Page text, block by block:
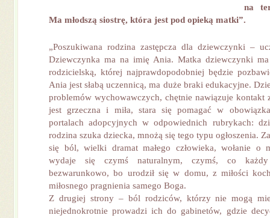
na
Ma młodszą siostrę, która jest pod opieką matki”.
„Poszukiwana rodzina zastępcza dla dziewczynki –
Dziewczynka ma na imię Ania. Matka dziewczynki ma
rodzicielską, której najprawdopodobniej będzie
Ania jest słabą uczennicą, ma duże braki edukacyjne.
problemów wychowawczych, chętnie nawiązuje kontakt
jest grzeczna i miła, stara się pomagać w
portalach adopcyjnych w odpowiednich rubrykach:
rodzina szuka dziecka, mnożą się tego typu ogłoszenia.
się ból, wielki dramat małego człowieka, wołanie o
wydaje się czymś naturalnym, czymś, co
bezwarunkowo, bo urodził się w domu, z miłości
miłosnego pragnienia samego Boga.
Z drugiej strony – ból rodziców, którzy nie mogą
niejednokrotnie prowadzi ich do gabinetów, gdzie